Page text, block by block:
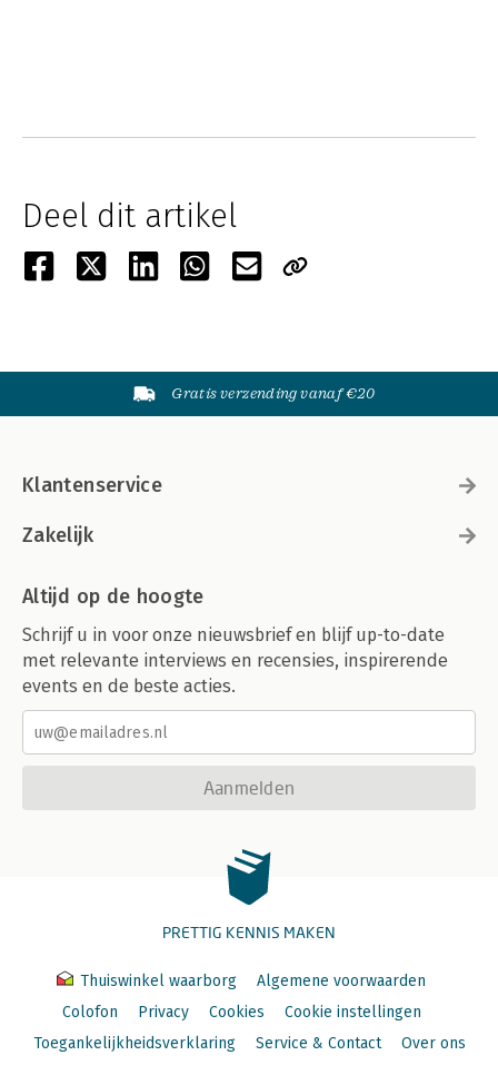
Deel dit artikel
Gratis verzending vanaf €20
Klantenservice
Zakelijk
Altijd op de hoogte
Schrijf u in voor onze nieuwsbrief en blijf up-to-date
met relevante interviews en recensies, inspirerende
events en de beste acties.
Aanmelden
PRETTIG KENNIS MAKEN
Thuiswinkel waarborg
Algemene voorwaarden
Colofon
Privacy Cookies
Cookie instellingen
Toegankelijkheidsverklaring
Service & Contact Over ons